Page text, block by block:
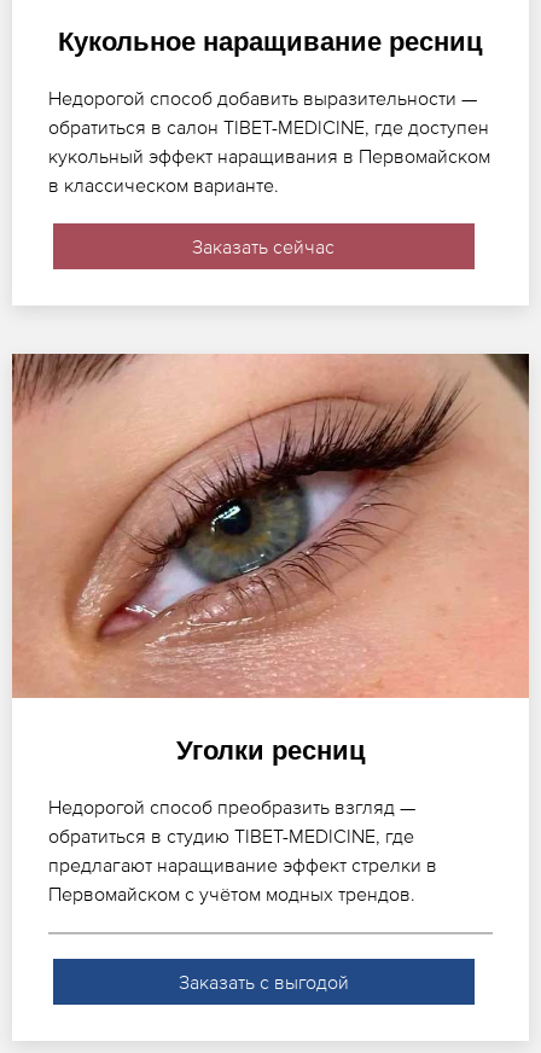
Кукольное наращивание ресниц
Недорогой способ добавить выразительности —
обратиться в салон TIBET-MEDICINE, где доступен
кукольный эффект наращивания в Первомайском
в классическом варианте.
Заказать сейчас
Уголки ресниц
Недорогой способ преобразить взгляд —
обратиться в студию TIBET-MEDICINE, где
предлагают наращивание эффект стрелки в
Первомайском с учётом модных трендов.
Заказать с выгодой